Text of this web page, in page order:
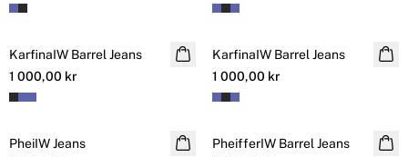
Back in stock
KarfinaIW Barrel Jeans
1 000,00 kr
KarfinaIW Barrel Jeans
1 000,00 kr
PheiIW Jeans
PheifferIW Barrel Jeans